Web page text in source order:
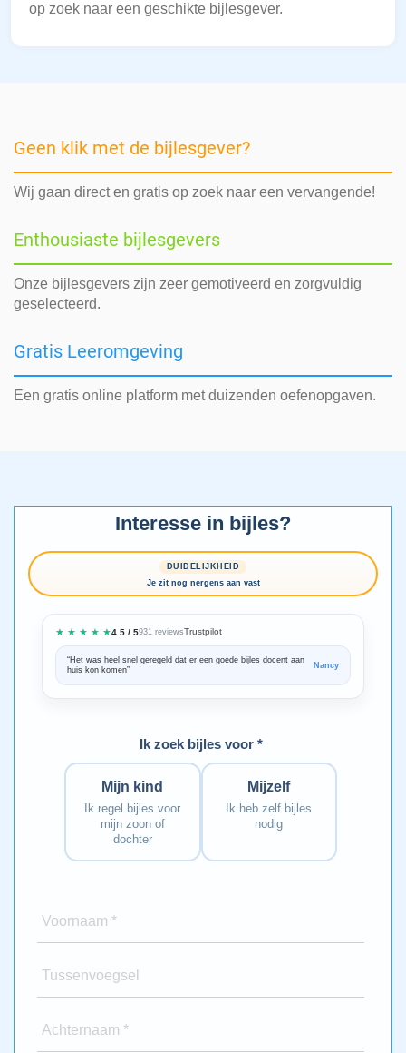
op zoek naar een geschikte bijlesgever.
Geen klik met de bijlesgever?
Wij gaan direct en gratis op zoek naar een vervangende!
Enthousiaste bijlesgevers
Onze bijlesgevers zijn zeer gemotiveerd en zorgvuldig
geselecteerd.
Gratis Leeromgeving
Een gratis online platform met duizenden oefenopgaven.
Interesse in bijles?
DUIDELIJKHEID
Je zit nog nergens aan vast
★ ★ ★ ★ ★4.5 / 5931 reviewsTrustpilot
“Het was heel snel geregeld dat er een goede bijles docent aan
huis kon komen”
Nancy
Ik zoek bijles voor *
Mijn kind
Ik regel bijles voor
mijn zoon of
dochter
Mijzelf
Ik heb zelf bijles
nodig
Voornaam *
Tussenvoegsel
Achternaam *